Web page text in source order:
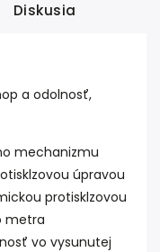
Diskusia
a odolnosť,
mechanizmu
úpravou
protisklzovou
metra
vo vysunutej